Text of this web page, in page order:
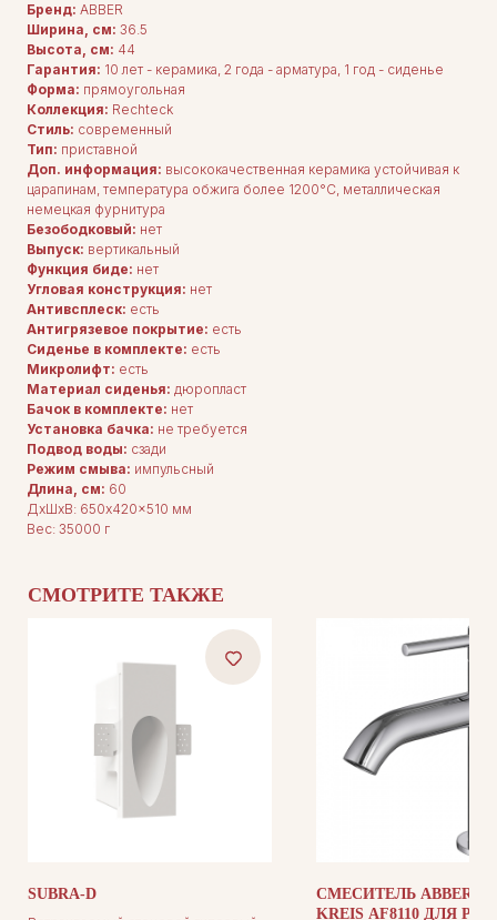
Бренд: ABBER
Ширина, см: 36.5
Высота, см: 44
Гарантия: 10 лет - керамика, 2 года - арматура, 1 год - сиденье
Форма: прямоугольная
Коллекция: Rechteck
Стиль: современный
Тип: приставной
Доп. информация: высококачественная керамика устойчивая к
царапинам, температура обжига более 1200°C, металлическая
немецкая фурнитура
Безободковый: нет
Выпуск: вертикальный
Функция биде: нет
Угловая конструкция: нет
Антивсплеск: есть
Антигрязевое покрытие: есть
Сиденье в комплекте: есть
Микролифт: есть
Материал сиденья: дюропласт
Бачок в комплекте: нет
Установка бачка: не требуется
Подвод воды: сзади
Режим смыва: импульсный
Длина, см: 60
ДxШxВ: 650x420x510 мм
Вес: 35000 г
СМОТРИТЕ ТАКЖЕ
SUBRA-D
СМЕСИТЕЛЬ ABBER
KREIS AF8110 ДЛЯ
ДОКУМЕНТАЦИЯ
Публичная оферта